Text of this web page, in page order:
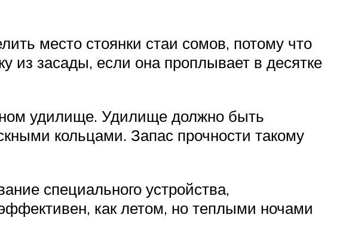
место стоянки стаи сомов, потому что
из засады, если она проплывает в десятке
удилище. Удилище должно быть
кольцами. Запас прочности такому
специального устройства,
как летом, но теплыми ночами